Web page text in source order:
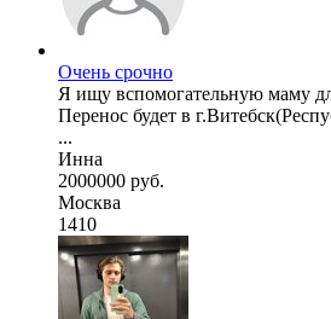
Очень срочно
Я ищу вспомогательную маму
Перенос будет в
...
Инна
2000000 руб.
Москва
1410